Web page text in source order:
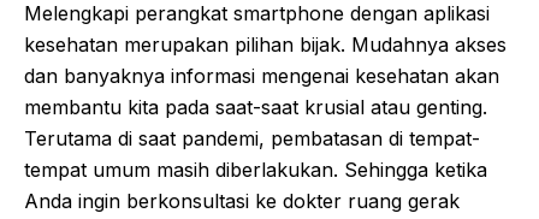
Melengkapi perangkat smartphone dengan aplikasi
kesehatan merupakan pilihan bijak. Mudahnya akses
dan banyaknya informasi mengenai kesehatan akan
membantu kita pada saat-saat krusial atau genting.
Terutama di saat pandemi, pembatasan di tempat-
tempat umum masih diberlakukan. Sehingga ketika
Anda ingin berkonsultasi ke dokter ruang gerak